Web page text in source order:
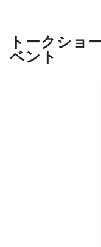
トークショ
ベント